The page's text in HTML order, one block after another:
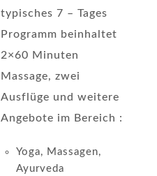
typisches 7 – Tages
Programm beinhaltet
2×60 Minuten
Massage, zwei
Ausflüge und weitere
Angebote im Bereich :
Yoga, Massagen,
Ayurveda